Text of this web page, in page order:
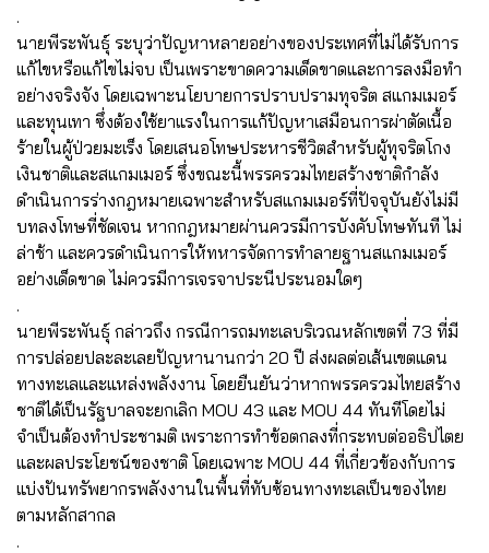
.
นายพีระพันธุ์ ระบุว่าปัญหาหลายอย่างของประเทศที่ไม่ได้รับการ
แก้ไขหรือแก้ไขไม่จบ เป็นเพราะขาดความเด็ดขาดและการลงมือทำ
อย่างจริงจัง โดยเฉพาะนโยบายการปราบปรามทุจริต สแกมเมอร์
และทุนเทา ซึ่งต้องใช้ยาแรงในการแก้ปัญหาเสมือนการผ่าตัดเนื้อ
ร้ายในผู้ป่วยมะเร็ง โดยเสนอโทษประหารชีวิตสำหรับผู้ทุจริตโกง
เงินชาติและสแกมเมอร์ ซึ่งขณะนี้พรรครวมไทยสร้างชาติกำลัง
ดำเนินการร่างกฎหมายเฉพาะสำหรับสแกมเมอร์ที่ปัจจุบันยังไม่มี
บทลงโทษที่ชัดเจน หากกฎหมายผ่านควรมีการบังคับโทษทันที ไม่
ล่าช้า และควรดำเนินการให้ทหารจัดการทำลายฐานสแกมเมอร์
อย่างเด็ดขาด ไม่ควรมีการเจรจาประนีประนอมใดๆ
.
นายพีระพันธุ์ กล่าวถึง กรณีการถมทะเลบริเวณหลักเขตที่ 73 ที่มี
การปล่อยปละละเลยปัญหานานกว่า 20 ปี ส่งผลต่อเส้นเขตแดน
ทางทะเลและแหล่งพลังงาน โดยยืนยันว่าหากพรรครวมไทยสร้าง
ชาติได้เป็นรัฐบาลจะยกเลิก MOU 43 และ MOU 44 ทันทีโดยไม่
จำเป็นต้องทำประชามติ เพราะการทำข้อตกลงที่กระทบต่ออธิปไตย
และผลประโยชน์ของชาติ โดยเฉพาะ MOU 44 ที่เกี่ยวข้องกับการ
แบ่งปันทรัพยากรพลังงานในพื้นที่ทับซ้อนทางทะเลเป็นของไทย
ตามหลักสากล
.